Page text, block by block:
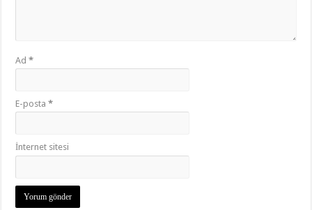
Ad*
E-posta*
İnternet sitesi